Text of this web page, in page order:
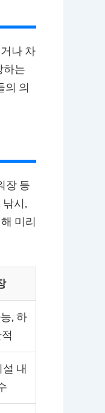
나 차
하는
의 의
장 등
낚시,
미리
, 하
내